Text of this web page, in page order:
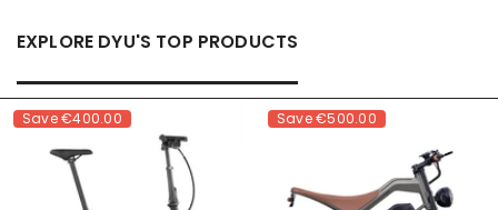
EXPLORE DYU'S TOP PRODUCTS
Save€400.00 Save€500.00